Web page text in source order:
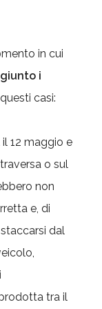
in cui
i
casi:
12 maggio e
o sul
non
e, di
dal
tra il